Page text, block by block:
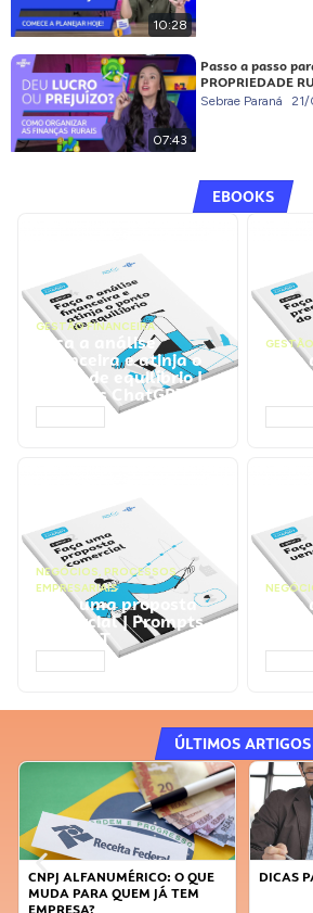
10:28
07:43
Passo a passo
PROPRIEDADE
Sebrae Paraná
EBOOKS
GESTÃO FINANCEIRA
Faça a análise
financeira e atinja o
ponto de equilíbrio |
Prompts ChatGPT
seu
NEGÓCIOS, PROCESSOS
EMPRESARIAIS
Faça uma proposta
comercial | Prompts
ChatGPT
ÚLTIMOS ARTIGOS
DICAS PARA OBTER CRÉDITO
FAÇA A